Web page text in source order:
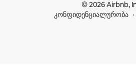
© 2026 Airbnb,
კონფიდენციალურობა